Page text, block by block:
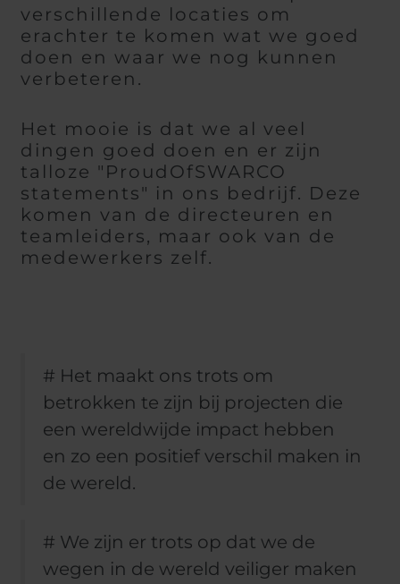
verschillende locaties om
erachter te komen wat we goed
doen en waar we nog kunnen
verbeteren.
Het mooie is dat we al veel
dingen goed doen en er zijn
talloze "ProudOfSWARCO
statements" in ons bedrijf. Deze
komen van de directeuren en
teamleiders, maar ook van de
medewerkers zelf.
# Het maakt ons trots om
betrokken te zijn bij projecten die
een wereldwijde impact hebben
en zo een positief verschil maken in
de wereld.
# We zijn er trots op dat we de
wegen in de wereld veiliger maken